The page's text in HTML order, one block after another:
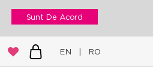
Sunt De Acord
EN | RO